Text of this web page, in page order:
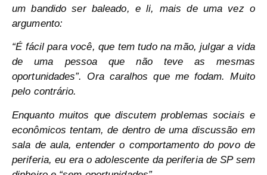
um bandido ser baleado, e li, mais de uma vez o
argumento:
“É fácil para você, que tem tudo na mão, julgar a vida
de uma pessoa que não teve as mesmas
oportunidades”. Ora caralhos que me fodam. Muito
pelo contrário.
Enquanto muitos que discutem problemas sociais e
econômicos tentam, de dentro de uma discussão em
sala de aula, entender o comportamento do povo de
periferia, eu era o adolescente da periferia de SP sem